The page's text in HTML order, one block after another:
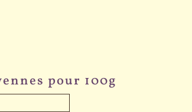
pour 100g